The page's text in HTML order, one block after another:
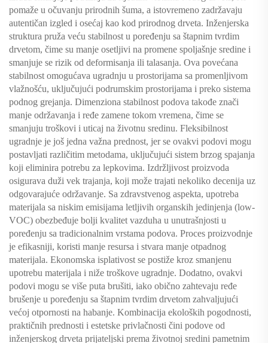
pomaže u očuvanju prirodnih šuma, a istovremeno zadržavaju
autentičan izgled i osećaj kao kod prirodnog drveta. Inženjerska
struktura pruža veću stabilnost u poređenju sa štapnim tvrdim
drvetom, čime su manje osetljivi na promene spoljašnje sredine i
smanjuje se rizik od deformisanja ili talasanja. Ova povećana
stabilnost omogućava ugradnju u prostorijama sa promenljivom
vlažnošću, uključujući podrumskim prostorijama i preko sistema
podnog grejanja. Dimenziona stabilnost podova takođe znači
manje održavanja i ređe zamene tokom vremena, čime se
smanjuju troškovi i uticaj na životnu sredinu. Fleksibilnost
ugradnje je još jedna važna prednost, jer se ovakvi podovi mogu
postavljati različitim metodama, uključujući sistem brzog spajanja
koji eliminira potrebu za lepkovima. Izdržljivost proizvoda
osigurava duži vek trajanja, koji može trajati nekoliko decenija uz
odgovarajuće održavanje. Sa zdravstvenog aspekta, upotreba
materijala sa niskim emisijama letljivih organskih jedinjenja (low-
VOC) obezbeđuje bolji kvalitet vazduha u unutrašnjosti u
poređenju sa tradicionalnim vrstama podova. Proces proizvodnje
je efikasniji, koristi manje resursa i stvara manje otpadnog
materijala. Ekonomska isplativost se postiže kroz smanjenu
upotrebu materijala i niže troškove ugradnje. Dodatno, ovakvi
podovi mogu se više puta brušiti, iako obično zahtevaju ređe
brušenje u poređenju sa štapnim tvrdim drvetom zahvaljujući
većoj otpornosti na habanje. Kombinacija ekoloških pogodnosti,
praktičnih prednosti i estetske privlačnosti čini podove od
inženjerskog drveta prijateljski prema životnoj sredini pametnim